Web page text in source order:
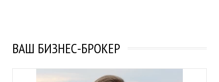
ВАШ БИЗНЕС-БРОКЕР